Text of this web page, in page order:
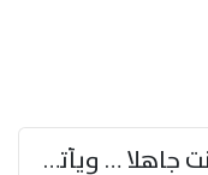
ستبدي لك الأيام ما كنت جاهلا … ويأتيك بالأخبار من لم تزوّد